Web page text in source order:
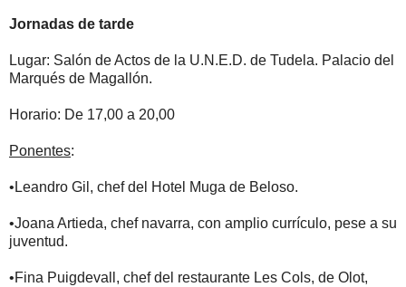
Jornadas de tarde
Lugar: Salón de Actos de la U.N.E.D. de Tudela. Palacio del
Marqués de Magallón.
Horario: De 17,00 a 20,00
Ponentes:
•Leandro Gil, chef del Hotel Muga de Beloso.
•Joana Artieda, chef navarra, con amplio currículo, pese a su
juventud.
•Fina Puigdevall, chef del restaurante Les Cols, de Olot,